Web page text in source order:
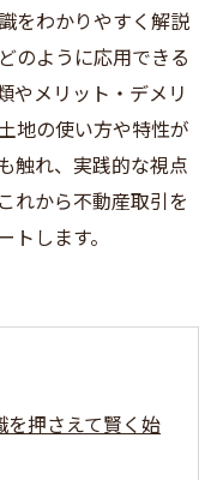
をわかりやすく解説
のように応用できる
やメリット・デメリ
地の使い方や特性が
触れ、実践的な視点
れから不動産取引を
します。
押さえて賢く始